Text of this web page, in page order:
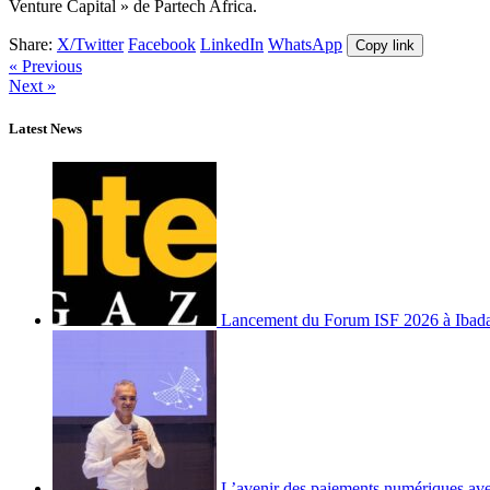
Venture Capital » de Partech Africa.
Share: X/Twitter Facebook LinkedIn WhatsApp Copy link
« Previous
Next »
Latest News
Lancement du Forum ISF 2026 à